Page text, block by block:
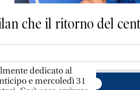
che il ritorno del
dedicato al
e mercoledì 31